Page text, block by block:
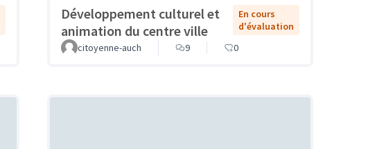
Développement culturel et
animation du centre ville
En cours
d'évaluation
citoyenne-auch
9 0